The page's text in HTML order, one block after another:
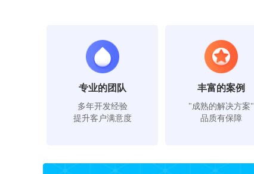
专业的团队
多年开发经验
提升客户满意度
丰富的案例
"成熟的解决方案"
品质有保障